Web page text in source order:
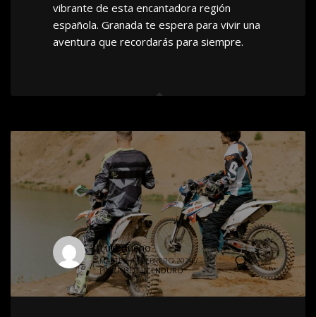
vibrante de esta encantadora región
española. Granada te espera para vivir una
aventura que recordarás para siempre.
0
Luis Bueno
MARTES, 13 FEBRERO 2024 /
PUBLISHED IN ENDURO